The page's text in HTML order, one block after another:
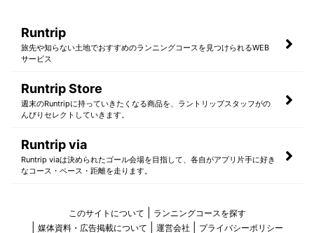
Runtrip
旅先や知らない土地でおすすめのランニングコースを見つけられるWEB
サービス
Runtrip Store
週末のRuntripに持っていきたくなる商品を、ラントリップスタッフがの
んびりセレクトしていきます。
Runtrip via
Runtrip viaは決められたゴール会場を目指して、各自がアプリ片手に好き
なコース・ペース・距離を走ります。
このサイトについて
ランニングコースを探す
媒体資料・広告掲載について
運営会社 プライバシーポリシー